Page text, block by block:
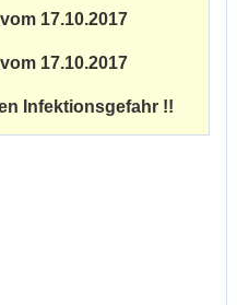
17.10.2017
17.10.2017
Infektionsgefahr !!